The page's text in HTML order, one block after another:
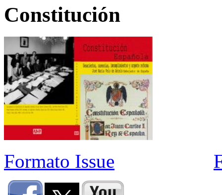
Constitución
Formato Issue